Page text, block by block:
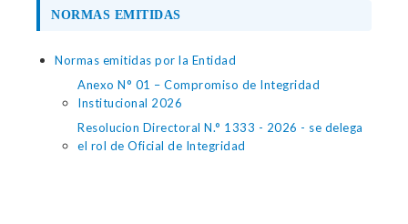
NORMAS EMITIDAS
Normas emitidas por la Entidad
Anexo N° 01 – Compromiso de Integridad
Institucional 2026
Resolucion Directoral N.° 1333 - 2026 - se delega
el rol de Oficial de Integridad